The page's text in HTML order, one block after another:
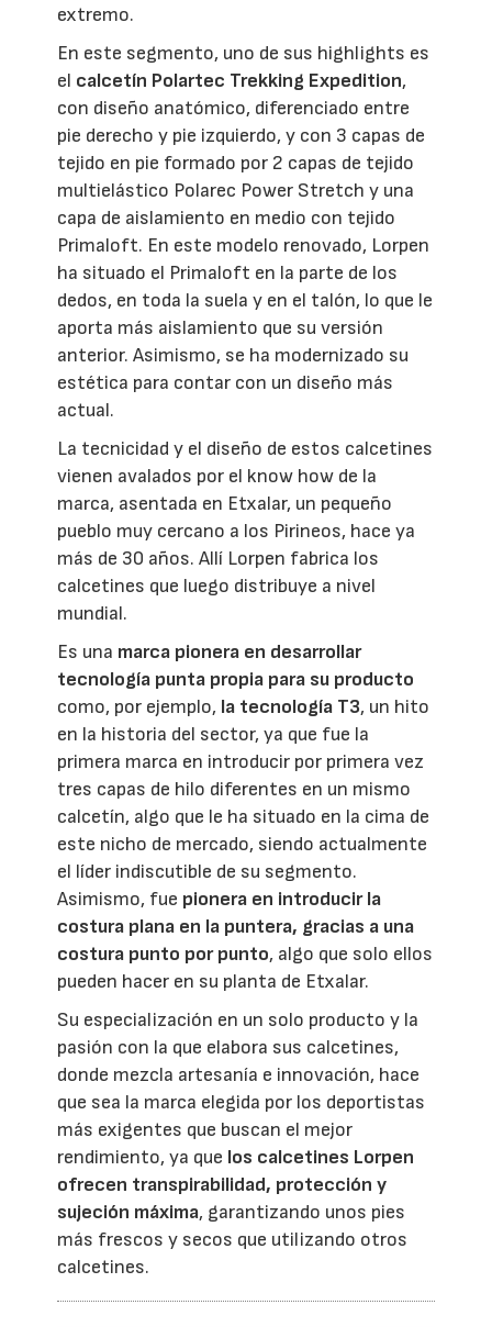
extremo.
En este segmento, uno de sus highlights es
el calcetín Polartec Trekking Expedition,
con diseño anatómico, diferenciado entre
pie derecho y pie izquierdo, y con 3 capas de
tejido en pie formado por 2 capas de tejido
multielástico Polarec Power Stretch y una
capa de aislamiento en medio con tejido
Primaloft. En este modelo renovado, Lorpen
ha situado el Primaloft en la parte de los
dedos, en toda la suela y en el talón, lo que le
aporta más aislamiento que su versión
anterior. Asimismo, se ha modernizado su
estética para contar con un diseño más
actual.
La tecnicidad y el diseño de estos calcetines
vienen avalados por el know how de la
marca, asentada en Etxalar, un pequeño
pueblo muy cercano a los Pirineos, hace ya
más de 30 años. Allí Lorpen fabrica los
calcetines que luego distribuye a nivel
mundial.
Es una marca pionera en desarrollar
tecnología punta propia para su producto
como, por ejemplo, la tecnología T3, un hito
en la historia del sector, ya que fue la
primera marca en introducir por primera vez
tres capas de hilo diferentes en un mismo
calcetín, algo que le ha situado en la cima de
este nicho de mercado, siendo actualmente
el líder indiscutible de su segmento.
Asimismo, fue pionera en introducir la
costura plana en la puntera, gracias a una
costura punto por punto, algo que solo ellos
pueden hacer en su planta de Etxalar.
Su especialización en un solo producto y la
pasión con la que elabora sus calcetines,
donde mezcla artesanía e innovación, hace
que sea la marca elegida por los deportistas
más exigentes que buscan el mejor
rendimiento, ya que los calcetines Lorpen
ofrecen transpirabilidad, protección y
sujeción máxima, garantizando unos pies
más frescos y secos que utilizando otros
calcetines.